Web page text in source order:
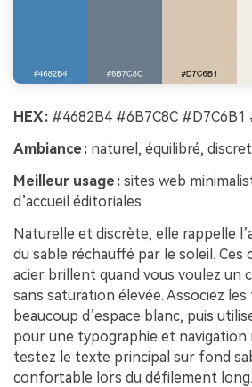
HEX : #4682B4 #6B7C8C #D7C6B1
Ambiance : naturel, équilibré, discret
Meilleur usage : sites web
d’accueil éditoriales
Naturelle et discrète, elle rappelle
du sable réchauffé par le soleil. Ces
acier brillent quand vous voulez un
sans saturation élevée. Associez
beaucoup d’espace blanc, puis
pour une typographie et navigation
testez le texte principal sur fond
confortable lors du défilement long.